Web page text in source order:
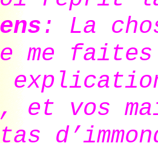
: La
me
et vos